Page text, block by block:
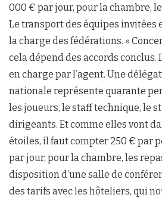
000 € par jour, pour la chambre,
Le transport des équipes invitées
la charge des fédérations. «
cela dépend des accords conclus.
en charge par l’agent. Une
nationale représente quarante
les joueurs, le staff technique, le
dirigeants. Et comme elles vont
étoiles, il faut compter 250 € par
par jour, pour la chambre, les
disposition d’une salle de
des tarifs avec les hôteliers, qui